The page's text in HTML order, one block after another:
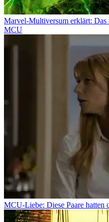
Marvel-Multiversum erklärt: Das
MCU
MCU-Liebe: Diese Paare hatten